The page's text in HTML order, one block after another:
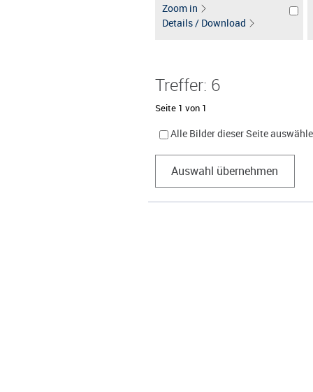
Zoom in
Details / Download
Treffer: 6
Seite 1 von 1
Alle Bilder dieser Seite
Auswahl übernehmen